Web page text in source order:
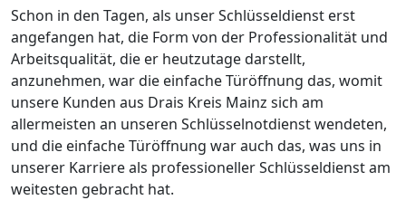
Schon in den Tagen, als unser Schlüsseldienst erst
angefangen hat, die Form von der Professionalität und
Arbeitsqualität, die er heutzutage darstellt,
anzunehmen, war die einfache Türöffnung das, womit
unsere Kunden aus Drais Kreis Mainz sich am
allermeisten an unseren Schlüsselnotdienst wendeten,
und die einfache Türöffnung war auch das, was uns in
unserer Karriere als professioneller Schlüsseldienst am
weitesten gebracht hat.